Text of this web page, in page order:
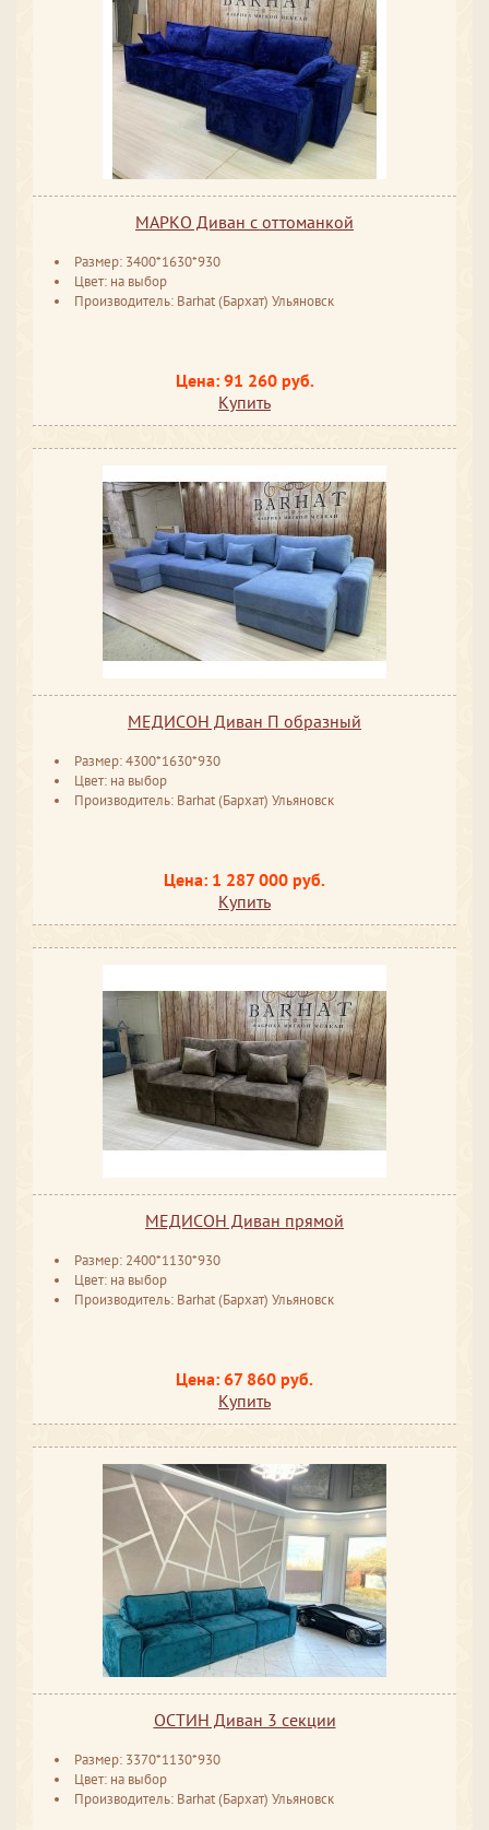
МАРКО Диван с оттоманкой
Размер: 3400*1630*930
Цвет: на выбор
Производитель: Barhat (Бархат) Ульяновск
Цена: 91 260 руб.
Купить
МЕДИСОН Диван П образный
Размер: 4300*1630*930
Цвет: на выбор
Производитель: Barhat (Бархат) Ульяновск
Цена: 1 287 000 руб.
Купить
МЕДИСОН Диван прямой
Размер: 2400*1130*930
Цвет: на выбор
Производитель: Barhat (Бархат) Ульяновск
Цена: 67 860 руб.
Купить
ОСТИН Диван 3 секции
Размер: 3370*1130*930
Цвет: на выбор
Производитель: Barhat (Бархат) Ульяновск